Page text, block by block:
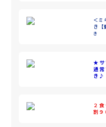
＜ミ
き
き
★サ
通
き♪
２
割９